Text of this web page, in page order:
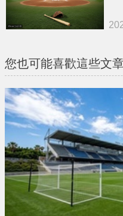
您也可能喜歡這些文章